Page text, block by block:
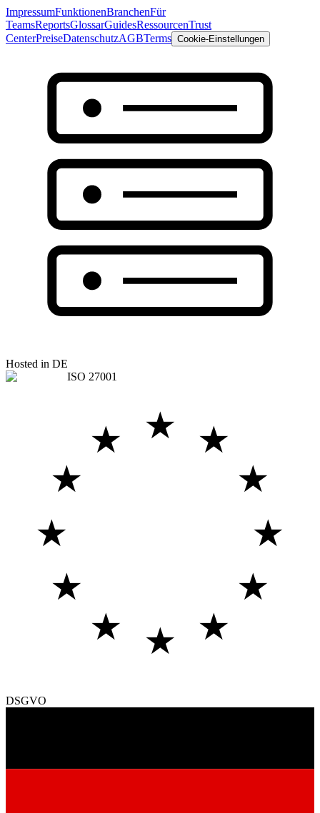
ImpressumFunktionenBranchenFür
TeamsReportsGlossarGuidesRessourcenTrust
CenterPreiseDatenschutzAGBTerms Cookie-Einstellungen
Hosted in DE
ISO 27001
★ ★
★
★
★
★
★
★
★
★
★
★
DSGVO